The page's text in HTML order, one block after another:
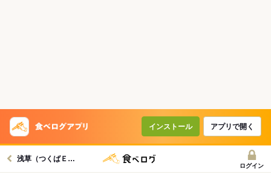
インストール アプリで開く
浅草（つくばＥＸＰ）駅グルメへ
ログイン